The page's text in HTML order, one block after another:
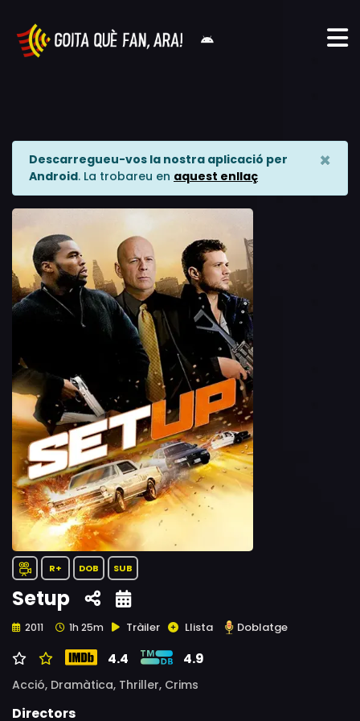
Descarregueu-vos la nostra aplicació per
Android. La trobareu en aquest enllaç
×
R+ DOB SUB
Setup
2011 1h 25m Tràiler Llista Doblatge
4.4 4.9
Acció, Dramàtica, Thriller, Crims
Directors